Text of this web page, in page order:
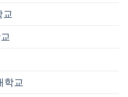
교
학교